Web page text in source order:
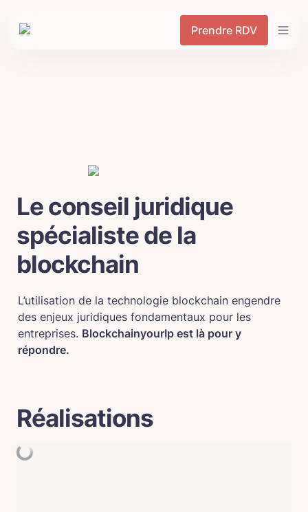
Prendre RDV
Le conseil juridique
spécialiste de la
blockchain
L’utilisation de la technologie blockchain engendre
des enjeux juridiques fondamentaux pour les
entreprises. BlockchainyourIp est là pour y
répondre.
Réalisations